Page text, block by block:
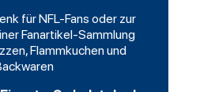
für NFL-Fans oder zur
Fanartikel-Sammlung
Flammkuchen und